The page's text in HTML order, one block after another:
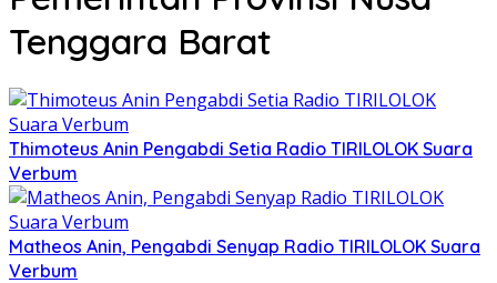
Tenggara Barat
Thimoteus Anin Pengabdi Setia Radio TIRILOLOK Suara
Verbum
Matheos Anin, Pengabdi Senyap Radio TIRILOLOK Suara
Verbum